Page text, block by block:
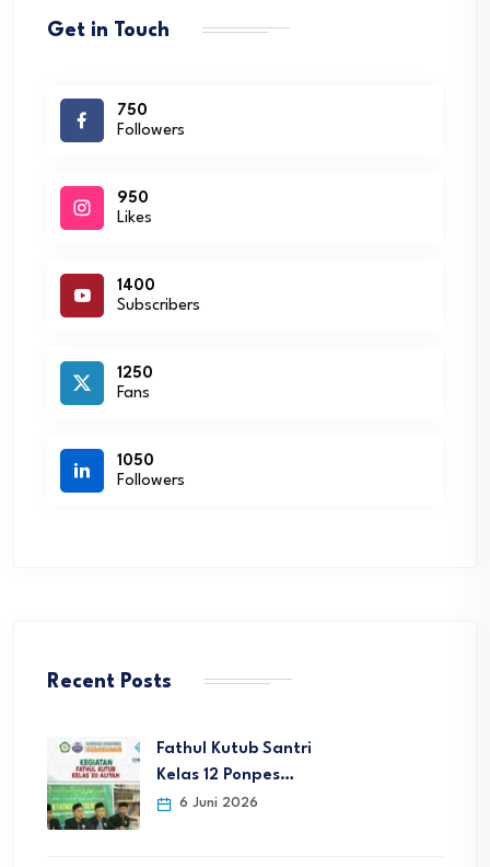
Get in Touch
750
Followers
950
Likes
1400
Subscribers
1250
Fans
1050
Followers
Recent Posts
Fathul Kutub Santri
Kelas 12 Ponpes…
6 Juni 2026